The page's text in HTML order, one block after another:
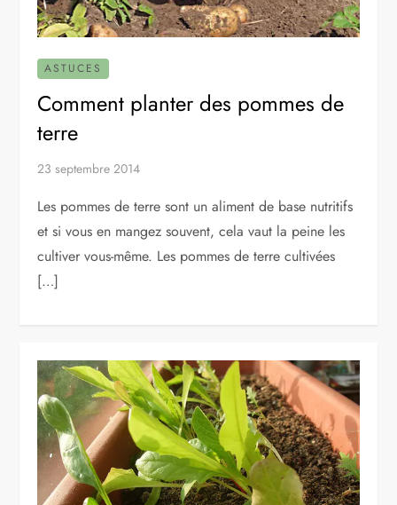
ASTUCES
Comment planter des pommes de
terre
23 septembre 2014
Les pommes de terre sont un aliment de base nutritifs
et si vous en mangez souvent, cela vaut la peine les
cultiver vous-même. Les pommes de terre cultivées
[…]